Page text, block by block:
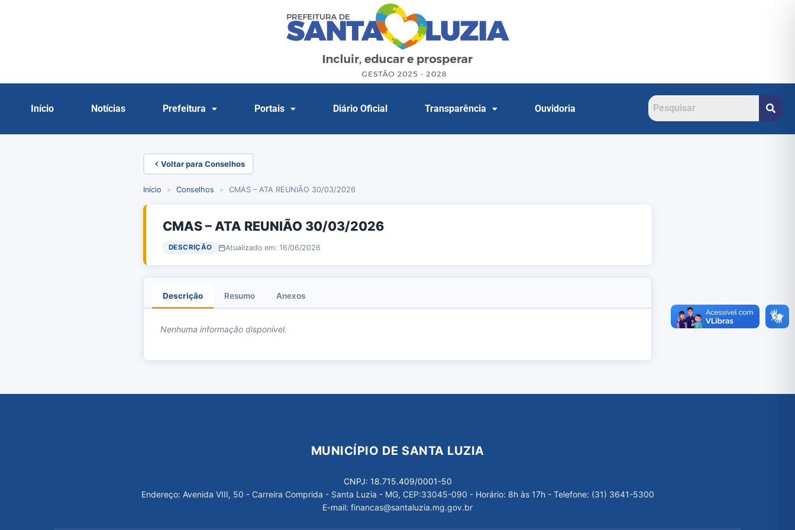
Início Notícias Prefeitura Portais Diário Oficial Transparência Ouvidoria
Voltar para Conselhos
Início » Conselhos » CMAS – ATA REUNIÃO 30/03/2026
CMAS – ATA REUNIÃO 30/03/2026
DESCRIÇÃO Atualizado em: 16/06/2026
Descrição Resumo Anexos
Nenhuma informação disponível.
MUNICÍPIO DE SANTA LUZIA
CNPJ: 18.715.409/0001-50
Endereço: Avenida VIII, 50 - Carreira Comprida - Santa Luzia - MG, CEP:33045-090 - Horário: 8h às 17h - Telefone: (31) 3641-5300
E-mail: financas@santaluzia.mg.gov.br